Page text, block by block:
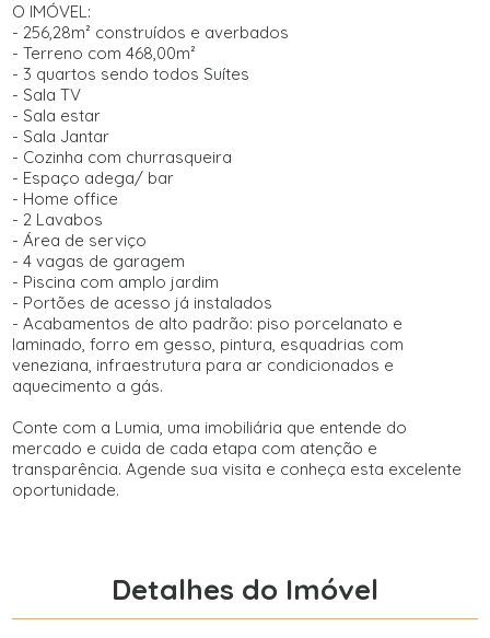
O IMÓVEL:
- 256,28m² construídos e averbados
- Terreno com 468,00m²
- 3 quartos sendo todos Suítes
- Sala TV
- Sala estar
- Sala Jantar
- Cozinha com churrasqueira
- Espaço adega/ bar
- Home office
- 2 Lavabos
- Área de serviço
- 4 vagas de garagem
- Piscina com amplo jardim
- Portões de acesso já instalados
- Acabamentos de alto padrão: piso porcelanato e
laminado, forro em gesso, pintura, esquadrias com
veneziana, infraestrutura para ar condicionados e
aquecimento a gás.
Conte com a Lumia, uma imobiliária que entende do
mercado e cuida de cada etapa com atenção e
transparência. Agende sua visita e conheça esta excelente
oportunidade.
Detalhes do Imóvel